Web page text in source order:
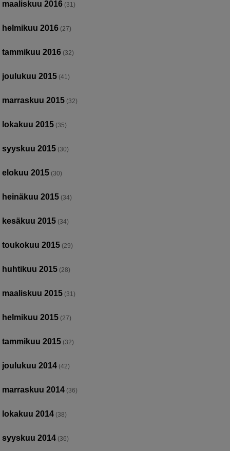
maaliskuu 2016 (31)
helmikuu 2016 (27)
tammikuu 2016 (32)
joulukuu 2015 (41)
marraskuu 2015 (32)
lokakuu 2015 (35)
syyskuu 2015 (30)
elokuu 2015 (30)
heinäkuu 2015 (34)
kesäkuu 2015 (34)
toukokuu 2015 (29)
huhtikuu 2015 (28)
maaliskuu 2015 (31)
helmikuu 2015 (27)
tammikuu 2015 (32)
joulukuu 2014 (42)
marraskuu 2014 (36)
lokakuu 2014 (38)
syyskuu 2014 (36)